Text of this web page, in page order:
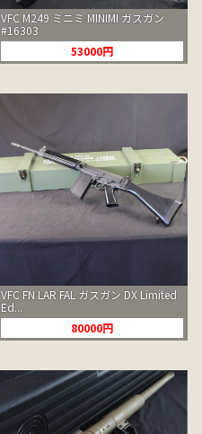
VFC M249 ミニミ MINIMI ガスガン
#16303
53000円
VFC FN LAR FAL ガスガン DX Limited
Ed...
80000円